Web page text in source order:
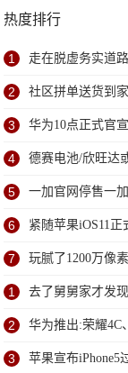
热度排行
1 走在脱虚务实道路
2 社区拼单送货到
3 华为10点正式官
4 德赛电池/欣旺达
5 一加官网停售一
6 紧随苹果iOS11
7 玩腻了1200万像
千多
1 去了舅舅家才发
档次
2 华为推出:荣耀4C
3 苹果宣布iPhone5